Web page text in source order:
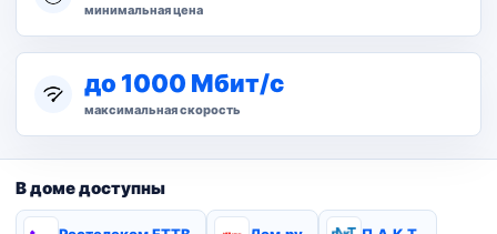
минимальная цена
до 1000 Мбит/с
максимальная скорость
В доме доступны